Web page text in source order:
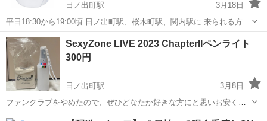
日ノ出町駅
3月18日
平日18:30から19:00頃 日ノ出町駅、桜木町駅、関内駅に 来られる方
ご連絡お待ちしております。 他の地域でも 対応できるところもありま
す。 ご相談ください。
神奈川 横浜市
SexyZone LIVE 2023 ChapterIIペンライト
300円
日ノ出町駅
3月8日
ファンクラブをやめたので、ぜひどなたか好きな方にと思いお安く出
しました。 ライブで一回使用 点灯確認済み 京急線日ノ出町駅でのお
神奈川 日ノ出町駅 生活雑貨 ペンライト